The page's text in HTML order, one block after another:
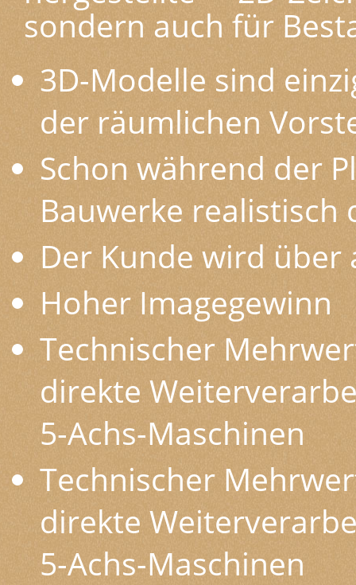
sondern auch für
3D-Modelle sind
der räumlichen
Schon während der
Bauwerke realistisch
Der Kunde wird über
Hoher Imagegewinn
Technischer
direkte
5-Achs-Maschinen
Technischer
direkte
5-Achs-Maschinen